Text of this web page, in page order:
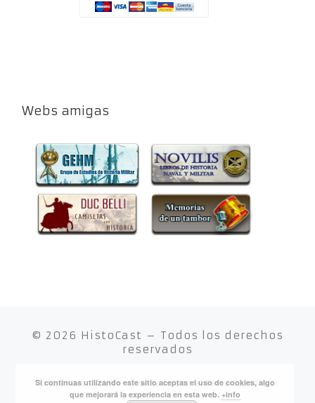
Webs amigas
© 2026 HistoCast – Todos los derechos
reservados
Funciona conWP– Diseñado con elTema Customizr
Si continuas utilizando este sitio aceptas el uso de cookies, algo
que mejorará la experiencia en esta web. +info